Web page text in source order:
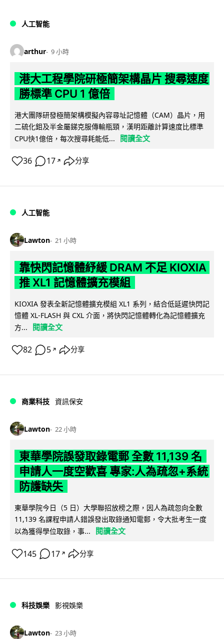
人工智能
arthur 9 小時
港大工程學院研極簡架構晶片 搜尋速度
勝標準 CPU 1 億倍
港大團隊研發極簡架構模擬內容尋址記憶體（CAM）晶片，用
二硫化鉬及半金屬銻克服傳輸瓶頸，漢明距離計算速度比標準
CPU快1億倍，每次搜尋耗能低...
閱讀全文
36 17 ↗ 分享
人工智能
Lawton 21 小時
靠快閃記憶體紓緩 DRAM 不足 KIOXIA
推 XL1 記憶體擴充模組
KIOXIA 發表全新記憶體擴充模組 XL1 系列，結合低延遲快閃記
憶體 XL-FLASH 與 CXL 介面，將快閃記憶體轉化為記憶體擴充
方...
閱讀全文
82 5 ↗ 分享
商業科技 資訊保安
Lawton 22 小時
東華學院誤發取錄電郵 全數 11,139 名
申請人一度空歡喜 專家:人為疏忽+系統
防護缺失
東華學院今日（5 日）大學聯招放榜之際，因人為疏忽向全數
11,139 名課程申請人錯誤發出取錄通知電郵，令大批考生一度
以為獲得學位取錄，事...
閱讀全文
145 17 ↗ 分享
科技娛樂 影視娛樂
Lawton 23 小時